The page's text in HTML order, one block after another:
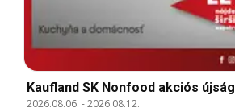
Kaufland SK Nonfood akciós újság
2026.08.06. -2026.08.12.